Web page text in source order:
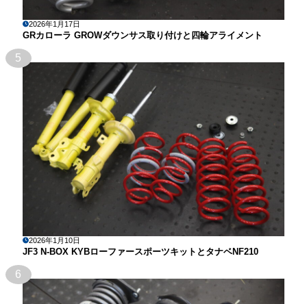
2026年1月17日
GRカローラ GROWダウンサス取り付けと四輪アライメント
5
2026年1月10日
JF3 N-BOX KYBローファースポーツキットとタナベNF210
6